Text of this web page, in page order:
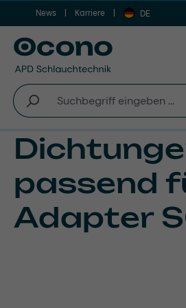
Zum Hauptinhalt springen
News Karriere DE
passend
Adapter